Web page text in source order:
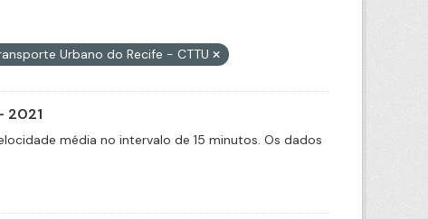
Urbano do Recife - CTTU
2021
média no intervalo de 15 minutos. Os dados